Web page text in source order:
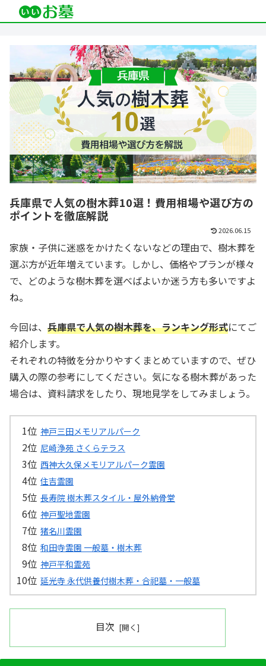
兵庫県で人気の樹木葬10選！費用相場や選び方の
ポイントを徹底解説
2026.06.15
家族・子供に迷惑をかけたくないなどの理由で、樹木葬を
選ぶ方が近年増えています。しかし、価格やプランが様々
で、どのような樹木葬を選べばよいか迷う方も多いですよ
ね。
今回は、 兵庫県で人気の樹木葬を、ランキング形式にてご
紹介します。
それぞれの特徴を分かりやすくまとめていますので、ぜひ
購入の際の参考にしてください。気になる樹木葬があった
場合は、資料請求をしたり、現地見学をしてみましょう。
神戸三田メモリアルパーク
尼崎浄苑 さくらテラス
西神大久保メモリアルパーク霊園
住吉霊園
長寿院 樹木葬スタイル・屋外納骨堂
神戸聖地霊園
猪名川霊園
和田寺霊園 一般墓・樹木葬
神戸平和霊苑
延光寺 永代供養付樹木葬・合祀墓・一般墓
目次